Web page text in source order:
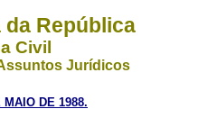
República
Civil
Jurídicos
MAIO DE 1988.